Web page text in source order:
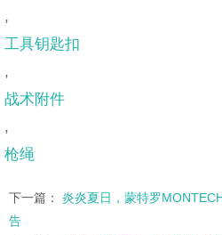
,
工具钥匙扣
,
战术附件
,
枪绳
下一篇： 炎炎夏日，蒙特罗
告